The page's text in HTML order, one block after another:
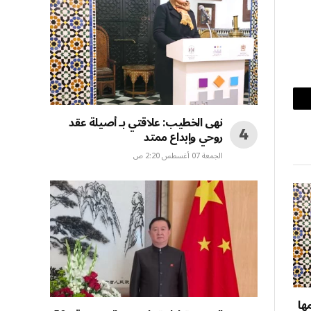
نهى الخطيب: علاقتي بـ أصيلة عقد
روحي وإبداع ممتد
الجمعة 07 أغسطس 2:20 ص